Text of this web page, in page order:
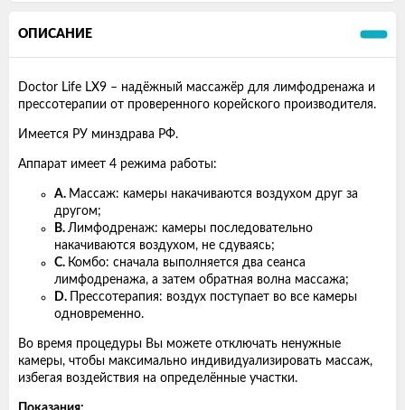
ОПИСАНИЕ
Doctor Life LX9 – надёжный массажёр для лимфодренажа и
прессотерапии от проверенного корейского производителя.
Имеется РУ минздрава РФ.
Аппарат имеет 4 режима работы:
A. Массаж: камеры накачиваются воздухом друг за
другом;
B. Лимфодренаж: камеры последовательно
накачиваются воздухом, не сдуваясь;
C. Комбо: сначала выполняется два сеанса
лимфодренажа, а затем обратная волна массажа;
D.
Прессотерапия: воздух поступает во все камеры
одновременно.
Во время процедуры Вы можете отключать ненужные
камеры, чтобы максимально индивидуализировать массаж,
избегая воздействия на определённые участки.